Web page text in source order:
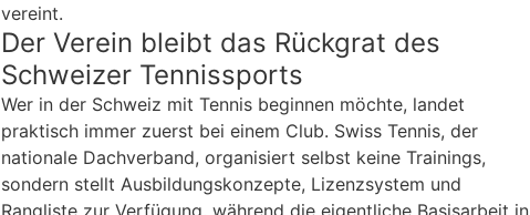
vereint.
Der Verein bleibt das Rückgrat des
Schweizer Tennissports
Wer in der Schweiz mit Tennis beginnen möchte, landet
praktisch immer zuerst bei einem Club. Swiss Tennis, der
nationale Dachverband, organisiert selbst keine Trainings,
sondern stellt Ausbildungskonzepte, Lizenzsystem und